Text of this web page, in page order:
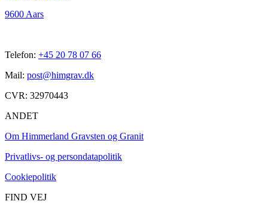
9600 Aars
Telefon: +45 20 78 07 66
Mail: post@himgrav.dk
CVR: 32970443
ANDET
Om Himmerland Gravsten og Granit
Privatlivs- og persondatapolitik
Cookiepolitik
FIND VEJ